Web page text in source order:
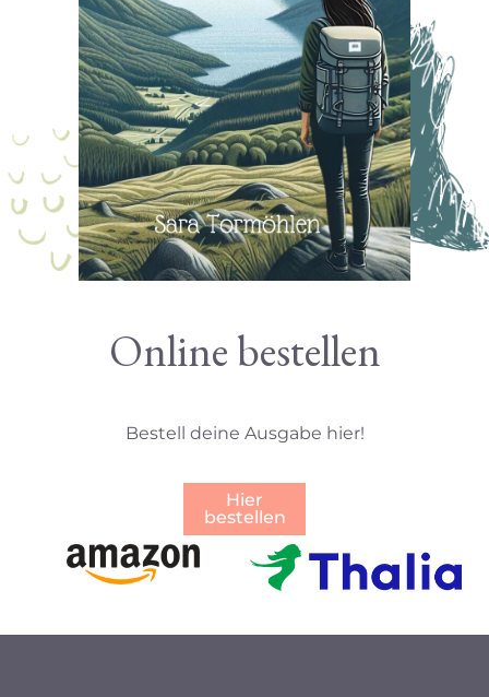
Online bestellen
Bestell deine Ausgabe hier!
Hier
bestellen